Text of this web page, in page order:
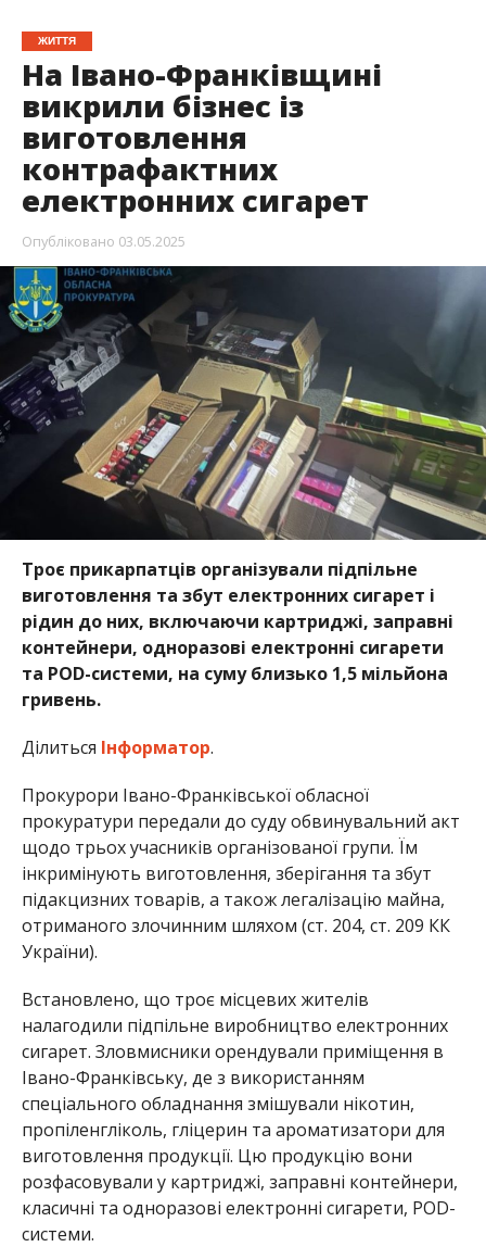
ЖИТТЯ
На Івано-Франківщині
викрили бізнес із
виготовлення
контрафактних
електронних сигарет
Опубліковано 03.05.2025
Троє прикарпатців організували підпільне
виготовлення та збут електронних сигарет і
рідин до них, включаючи картриджі, заправні
контейнери, одноразові електронні сигарети
та POD-системи, на суму близько 1,5 мільйона
гривень.
Ділиться Інформатор.
Прокурори Івано-Франківської обласної
прокуратури передали до суду обвинувальний акт
щодо трьох учасників організованої групи. Їм
інкримінують виготовлення, зберігання та збут
підакцизних товарів, а також легалізацію майна,
отриманого злочинним шляхом (ст. 204, ст. 209 КК
України).
Встановлено, що троє місцевих жителів
налагодили підпільне виробництво електронних
сигарет. Зловмисники орендували приміщення в
Івано-Франківську, де з використанням
спеціального обладнання змішували нікотин,
пропіленгліколь, гліцерин та ароматизатори для
виготовлення продукції. Цю продукцію вони
розфасовували у картриджі, заправні контейнери,
класичні та одноразові електронні сигарети, POD-
системи.